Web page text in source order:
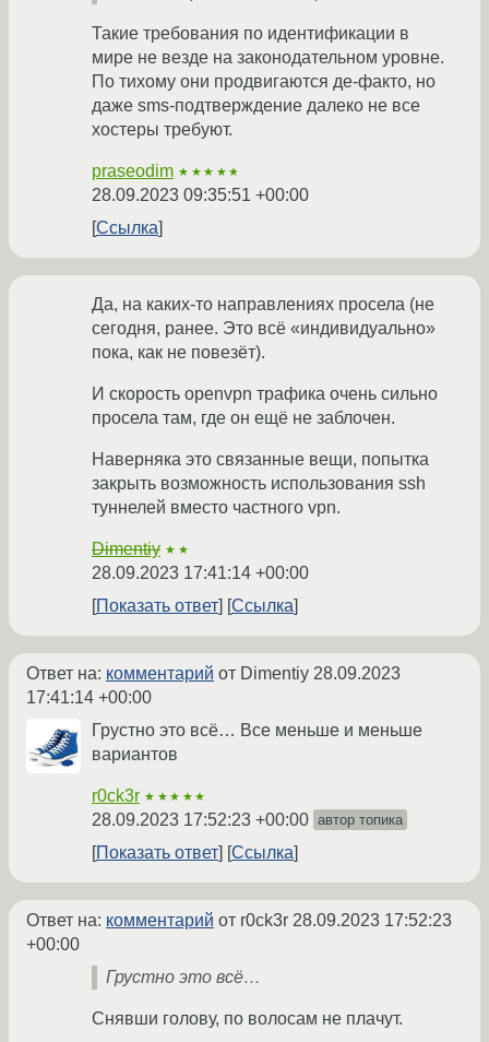
Такие требования по идентификации в
мире не везде на законодательном уровне.
По тихому они продвигаются де-факто, но
даже sms-подтверждение далеко не все
хостеры требуют.
praseodim ★★★★★
28.09.2023 09:35:51 +00:00
Ссылка
Да, на каких-то направлениях просела (не
сегодня, ранее. Это всё «индивидуально»
пока, как не повезёт).
И скорость openvpn трафика очень сильно
просела там, где он ещё не заблочен.
Наверняка это связанные вещи, попытка
закрыть возможность использования ssh
туннелей вместо частного vpn.
Dimentiy ★★
28.09.2023 17:41:14 +00:00
Показать ответ
Ссылка
Ответ на: комментарий от Dimentiy 28.09.2023
17:41:14 +00:00
Грустно это всё… Все меньше и меньше
вариантов
r0ck3r ★★★★★
28.09.2023 17:52:23 +00:00 автор топика
Показать ответ Ссылка
Ответ на: комментарий от r0ck3r 28.09.2023 17:52:23
+00:00
Грустно это всё…
Снявши голову, по волосам не плачут.